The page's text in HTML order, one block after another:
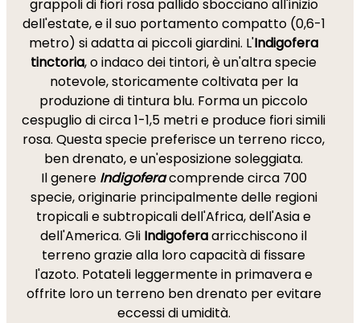
grappoli di fiori rosa pallido sbocciano all'inizio
dell'estate, e il suo portamento compatto (0,6-1
metro) si adatta ai piccoli giardini. L'Indigofera
tinctoria, o indaco dei tintori, è un'altra specie
notevole, storicamente coltivata per la
produzione di tintura blu. Forma un piccolo
cespuglio di circa 1-1,5 metri e produce fiori simili
rosa. Questa specie preferisce un terreno ricco,
ben drenato, e un'esposizione soleggiata.
Il genere Indigoferacomprende circa 700
specie, originarie principalmente delle regioni
tropicali e subtropicali dell'Africa, dell'Asia e
dell'America. Gli Indigoferaarricchiscono il
terreno grazie alla loro capacità di fissare
l'azoto. Potateli leggermente in primavera e
offrite loro un terreno ben drenato per evitare
eccessi di umidità.